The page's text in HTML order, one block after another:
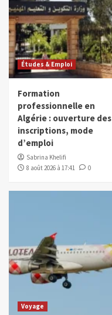
Études & Emploi
Formation
professionnelle en
Algérie : ouverture des
inscriptions, mode
d’emploi
Sabrina Khelifi
8 août 2026 à 17:41
0
Voyage